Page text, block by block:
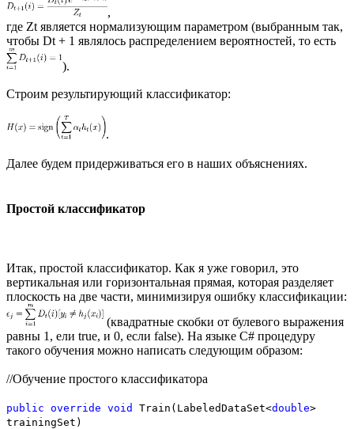
,
где Zt является нормализующим параметром (выбранным так,
чтобы Dt + 1 являлось распределением вероятностей, то есть
).
Строим результирующий классификатор:
.
Далее будем придерживаться его в наших объяснениях.
Простой классификатор
Итак, простой классификатор. Как я уже говорил, это
вертикальная или горизонтальная прямая, которая разделяет
плоскость на две части, минимизируя ошибку классификации:
(квадратные скобки от булевого выражения
равны 1, ели true, и 0, если false). На языке С# процедуру
такого обучения можно написать следующим образом:
//Обучение простого классификатора
public override void Train(LabeledDataSet<double>
trainingSet)